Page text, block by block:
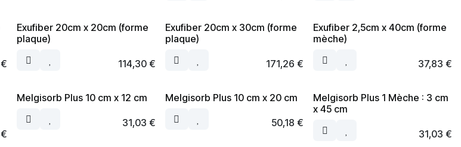
€
Exufiber 20cm x 20cm (forme
plaque)
114,30€
Exufiber 20cm x 30cm (forme
plaque)
171,26 €
Exufiber 2,5cm x 40cm (forme
mèche)
37,83 €
€
Melgisorb Plus 10 cm x 12 cm
31,03 €
Melgisorb Plus 10 cm x 20 cm
50,18 €
Melgisorb Plus 1 Mèche : 3 cm
x 45 cm
31,03 €